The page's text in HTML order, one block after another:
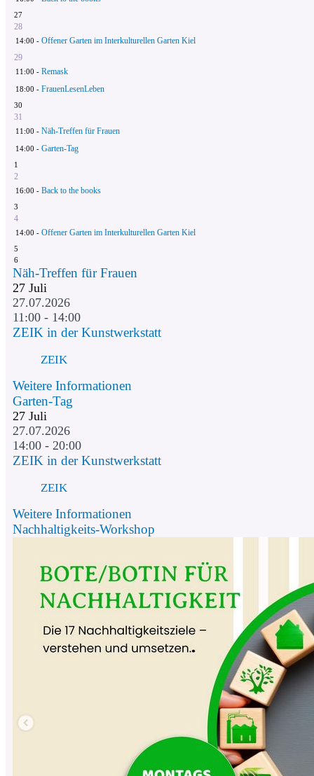
27
28
14:00 - Offener Garten im Interkulturellen Garten Kiel
29
11:00 - Remask
18:00 - FrauenLesenLeben
30
31
11:00 - Näh-Treffen für Frauen
14:00 - Garten-Tag
1
2
16:00 - Back to the books
3
4
14:00 - Offener Garten im Interkulturellen Garten Kiel
5
6
Näh-Treffen für Frauen
27 Juli
27.07.2026
11:00 - 14:00
ZEIK in der Kunstwerkstatt
ZEIK
Weitere Informationen
Garten-Tag
27 Juli
27.07.2026
14:00 - 20:00
ZEIK in der Kunstwerkstatt
ZEIK
Weitere Informationen
Nachhaltigkeits-Workshop